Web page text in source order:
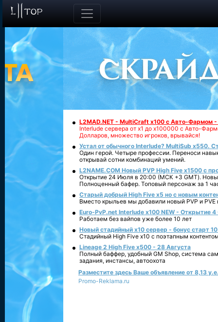
L2MAD.NET - MultiCraft x100 с Авто-Фармом
Interlude сервера от х1 до х100000 с Авто-
Долларов, множество игроков, врывайся!
Устал от обычного Interlude? MultiSub x550.
Один герой. Четыре профессии. Переноси
открывай сотни комбинаций умений.
L2NAME.COM Новый PVP High Five x1500 с
Открытие 24 Июля в 20:00 (МСК +3 GMT).
Полноценный бафер. Топовый персонаж за 1
Старый добрый High Five x5 но с новым
Вместо крыльев мы добавили новый PVP и PVE
Euro-PvP.net Interlude х100 NEW - Открытие 4
Работаем без вайпов уже более 10 лет
Новый стадийный х10 сервер - бонус старт
Стадийный High Five x10 с поэтапным
Lineage 2 High Five x500 - 28 Августа
Полный баффер, удобный GM Shop, система
задания, инстансы, автоохота
Разместите здесь Ваше объявление от 8,13
Promo-Reklama.ru